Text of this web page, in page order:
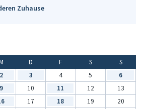
Zuhause
D F S
S
2 3 4 5
6
9 10 11 12
13
17 18 19
20